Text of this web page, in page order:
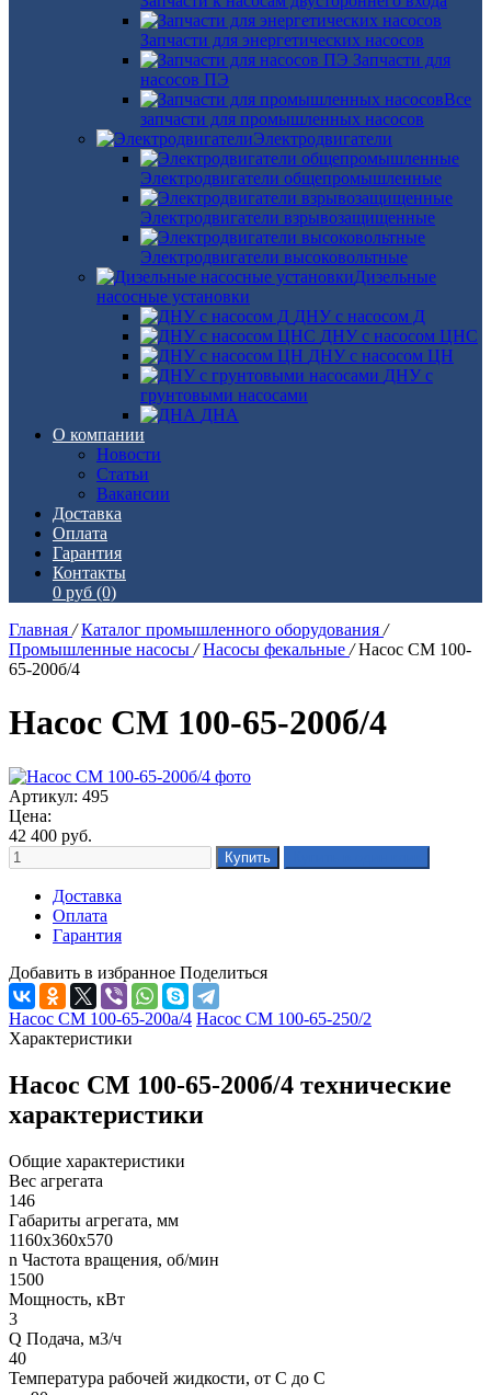
Запчасти для энергетических насосов
Запчасти для
насосов ПЭ
Все
запчасти для промышленных насосов
Электродвигатели
Электродвигатели общепромышленные
Электродвигатели взрывозащищенные
Электродвигатели высоковольтные
Дизельные
насосные установки
ДНУ с насосом Д
ДНУ с насосом ЦНС
ДНУ с насосом ЦН
ДНУ с
грунтовыми насосами
ДНА
О компании
Новости
Статьи
Вакансии
Доставка
Оплата
Гарантия
Контакты
0 руб (0)
Главная / Каталог промышленного оборудования /
Промышленные насосы / Насосы фекальные / Насос СМ 100-
65-200б/4
Насос СМ 100-65-200б/4
Артикул: 495
Цена:
42 400 руб.
Доставка
Оплата
Гарантия
Добавить в избранное Поделиться
Насос СМ 100-65-200а/4 Насос СМ 100-65-250/2
Характеристики
Насос СМ 100-65-200б/4 технические
характеристики
Общие характеристики
Вес агрегата
146
Габариты агрегата, мм
1160х360х570
n Частота вращения, об/мин
1500
Мощность, кВт
3
Q Подача, м3/ч
40
Температура рабочей жидкости, от С до С